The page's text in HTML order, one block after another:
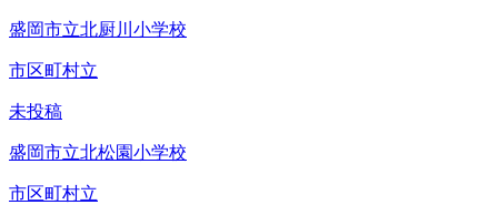
盛岡市立北厨川小学校
市区町村立
未投稿
盛岡市立北松園小学校
市区町村立